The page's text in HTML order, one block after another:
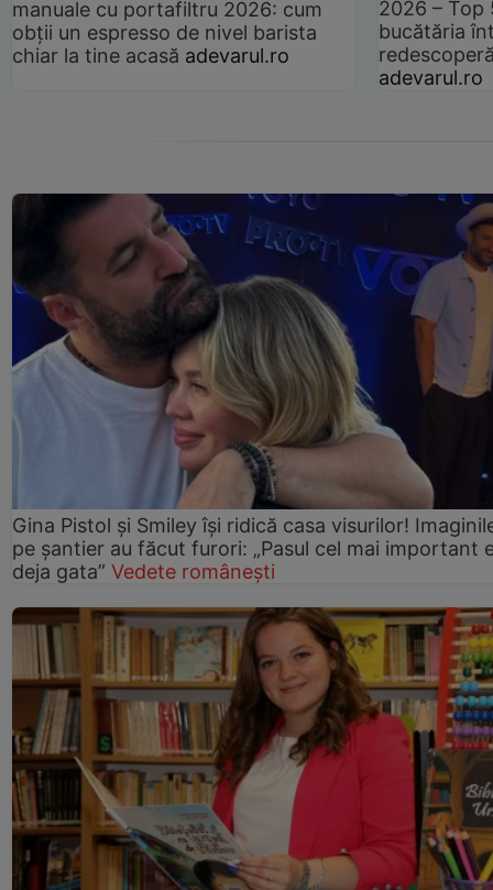
manuale cu portafiltru 2026: cum
obții un espresso de nivel barista
chiar la tine acasă adevarul.ro
2026 –
bucătăria
adevarul.ro
Gina Pistol și Smiley își ridică casa visurilor!
pe șantier au făcut furori: „Pasul cel mai important
deja gata” Vedete românești